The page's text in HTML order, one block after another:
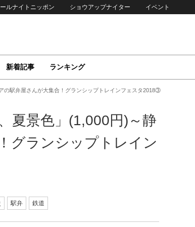
ルナイトニッポン ショウアップナイター イベント
新着記事 ランキング
の駅弁屋さんが大集合！グランシップトレインフェスタ2018③
夏景色」(1,000円)～静
グランシップトレイン
駅弁 鉄道